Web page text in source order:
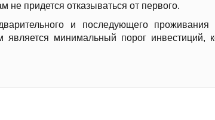
не придется отказываться от первого.
и последующего
минимальный порог инвестиций,